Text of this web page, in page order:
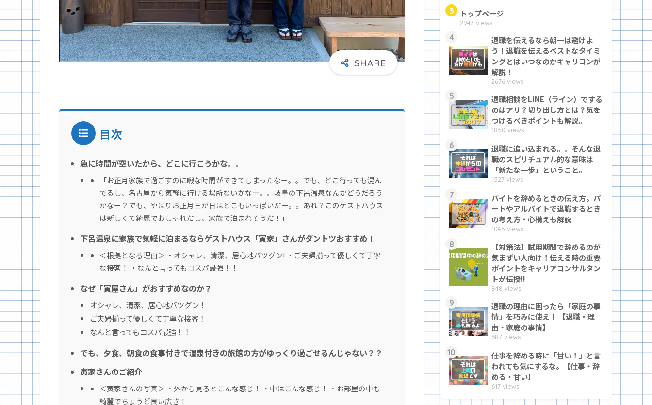
目次
急に時間が空いたから、どこに行こうかな。。
「お正月家族で過ごすのに暇な時間ができてしまったなー。。でも、どこ行っても混ん
でるし、名古屋から気軽に行ける場所ないかなー。。岐阜の下呂温泉なんかどうだろう
かなー？でも、やはりお正月三が日はどこもいっぱいだー。。あれ？このゲストハウス
は新しくて綺麗でおしゃれだし、家族で泊まれそうだ！」
下呂温泉に家族で気軽に泊まるならゲストハウス「寅家」さんがダントツおすすめ！
＜根拠となる理由＞ ・オシャレ、清潔、居心地バツグン! ・ご夫婦揃って優しくて丁寧
な接客！ ・なんと言ってもコスパ最強！！
なぜ「寅屋さん」がおすすめなのか？
オシャレ、清潔、居心地バツグン！
ご夫婦揃って優しくて丁寧な接客！
なんと言ってもコスパ最強！！
でも、夕食、朝食の食事付きで温泉付きの旅館の方がゆっくり過ごせるんじゃない？？
寅家さんのご紹介
＜寅家さんの写真＞ ・外から見るとこんな感じ！ ・中はこんな感じ！ ・お部屋の中も
綺麗でちょうど良い広さ！
3 トップページ
2943 views
4
退職を伝えるなら朝一は避けよ
う！退職を伝えるベストなタイミ
ングとはいつなのかキャリコンが
解説！
2676 views
5
退職相談をLINE（ライン）でする
のはアリ？切り出し方とは？気を
つけるべきポイントも解説。
1850 views
6
退職に追い込まれる。。そんな退
職のスピリチュアル的な意味は
「新たな一歩」ということ。
1527 views
7
バイトを辞めるときの伝え方。パ
ートやアルバイトで退職するとき
の考え方・心構えも解説
1045 views
8
【対策法】試用期間で辞めるのが
気まずい人向け！伝える時の重要
ポイントをキャリアコンサルタン
トが伝授!!
848 views
9
退職の理由に困ったら「家庭の事
情」を巧みに使え！ 【退職・理
由・家庭の事情】
687 views
10
仕事を辞める時に「甘い！」と言
われても気にするな。【仕事・辞
める・甘い】
617 views